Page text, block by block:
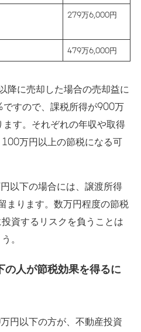
279万6,000円
479万6,000円
降に売却した場合の売却益に
すので、課税所得が900万
す。それぞれの年収や取得
万円以上の節税になる可
以下の場合には、譲渡所得
まります。数万円程度の節税
資するリスクを負うことは
。
人が節税効果を得るに
円以下の方が、不動産投資